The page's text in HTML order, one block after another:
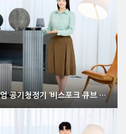
삼성전자, AI 기능 프리미엄 공기청정기 ‘비스포크 큐브 에어 인피니트 라인’ 출시